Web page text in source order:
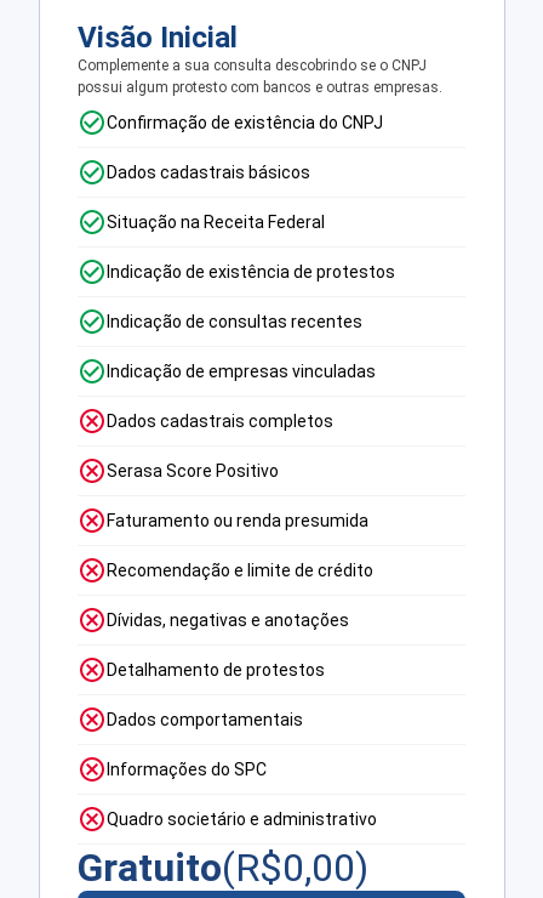
Visão Inicial
Complemente a sua consulta descobrindo se o CNPJ
possui algum protesto com bancos e outras empresas.
Confirmação de existência do CNPJ
Dados cadastrais básicos
Situação na Receita Federal
Indicação de existência de protestos
Indicação de consultas recentes
Indicação de empresas vinculadas
Dados cadastrais completos
Serasa Score Positivo
Faturamento ou renda presumida
Recomendação e limite de crédito
Dívidas, negativas e anotações
Detalhamento de protestos
Dados comportamentais
Informações do SPC
Quadro societário e administrativo
Gratuito(R$0,00)